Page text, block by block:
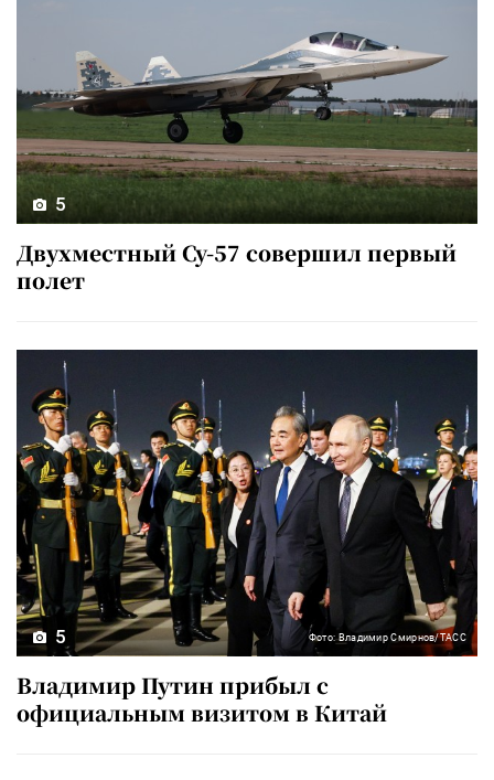
5
Двухместный Су-57 совершил первый
полет
5 Фото: Владимир Смирнов/ТАСС
Владимир Путин прибыл с
официальным визитом в Китай